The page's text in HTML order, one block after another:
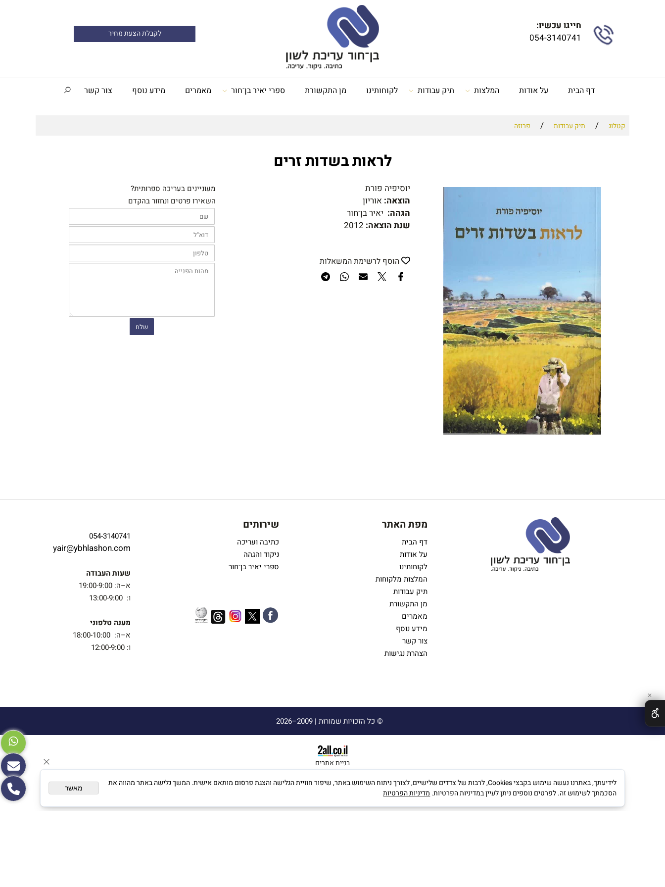
חייגו עכשיו:
054-3140741
לקבלת הצעת מחיר
דף הבית על אודות המלצות תיק עבודות לקוחותינו מן התקשורת ספרי יאיר בן־חור מאמרים מידע נוסף צור קשר
קטלוג / תיק עבודות / פרוזה
לראות בשדות זרים
יוסיפיה פורת
הוצאה: אוריון
הגהה: יאיר בן־חור
שנת הוצאה:
הוסף לרשימת המשאלות
מעוניינים בעריכה ספרותית?
השאירו פרטים ונחזור בהקדם
מפת האתר
דף הבית
על אודות
לקוחותינו
המלצות מלקוחות
תיק עבודות
מן התקשורת
מאמרים
מידע נוסף
צור קשר
הצהרת נגישות
שירותים
כתיבה ועריכה
ניקוד והגהה
ספרי יאיר בן־חור
054-3140741
yair@ybhlashon.com
שעות העבודה
א–ה: 19:00-9:00
ו: 13:00-9:00
מענה טלפוני
א–ה: 18:00-10:00
ו: 12:00-9:00
© כל הזכויות שמורות |
בניית אתרים
✕
לידיעתך, באתרנו נעשה שימוש בקבצי Cookies, לרבות של צדדים שלישיים, לצורך ניתוח השימוש באתר, שיפור חוויית הגלישה והצגת פרסום מותאם אישית. המשך גלישה באתר מהווה את
הסכמתך לשימוש זה. לפרטים נוספים ניתן לעיין במדיניות הפרטיות. מדיניות הפרטיות מאשר